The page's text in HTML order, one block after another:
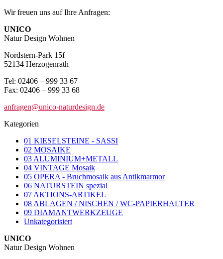
Wir freuen uns auf Ihre Anfragen:
UNICO
Natur Design Wohnen
Nordstern-Park 15f
52134 Herzogenrath
Tel: 02406 – 999 33 67
Fax: 02406 – 999 33 68
anfragen@unico-naturdesign.de
Kategorien
01 KIESELSTEINE - SASSI
02 MOSAIKE
03 ALUMINIUM+METALL
04 VINTAGE Mosaik
05 OPERA - Bruchmosaik aus Antikmarmor
06 NATURSTEIN spezial
07 AKTIONS-ARTIKEL
08 ABLAGEN / NISCHEN / WC-PAPIERHALTER
09 DIAMANTWERKZEUGE
Unkategorisiert
UNICO
Natur Design Wohnen